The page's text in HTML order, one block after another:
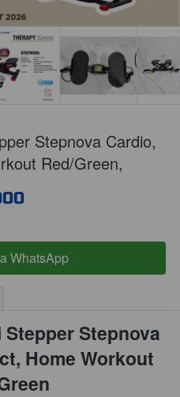
Stepnova Cardio,
Red/Green,
WhatsApp
Stepnova
Home Workout